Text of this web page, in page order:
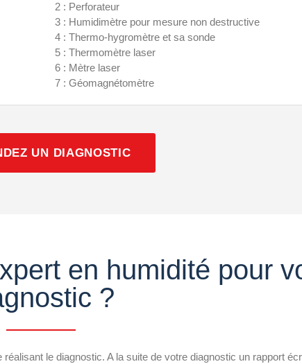
2 : Perforateur
3 : Humidimètre pour mesure non destructive
4 : Thermo-hygromètre et sa sonde
5 : Thermomètre laser
6 : Mètre laser
7 : Géomagnétomètre
UN DIAGNOSTIC
en humidité pour
?
le diagnostic. A la suite de votre diagnostic un rapport